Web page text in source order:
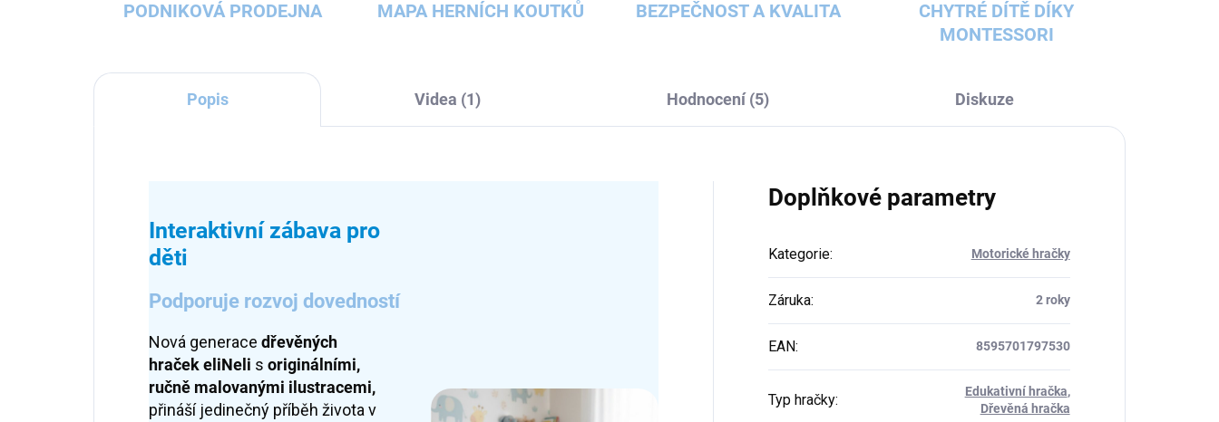
PODNIKOVÁ PRODEJNA MAPA HERNÍCH KOUTKŮ BEZPEČNOST A KVALITA
CHYTRÉ DÍTĚ DÍKY
MONTESSORI
Popis Videa (1) Hodnocení (5) Diskuze
Interaktivní zábava pro
děti
Podporuje rozvoj dovedností
Nová generace dřevěných
hračekeliNeli s originálními,
ručně malovanými ilustracemi,
přináší jedinečný příběh života v
Doplňkové parametry
Kategorie: Motorické hračky
Záruka: 2 roky
EAN: 8595701797530
Typ hračky: Edukativní hračka,
Dřevěná hračka